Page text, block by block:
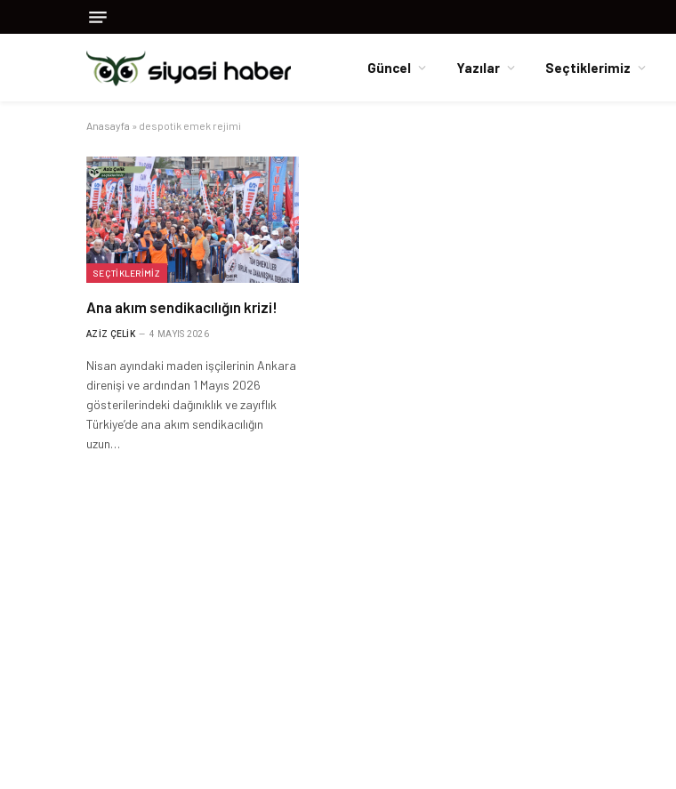
Güncel Yazılar Seçtiklerimiz
Anasayfa » despotik emek rejimi
SEÇTIKLERIMIZ
Ana akım sendikacılığın krizi!
AZIZ ÇELIK 4 MAYIS 2026
Nisan ayındaki maden işçilerinin Ankara
direnişi ve ardından 1 Mayıs 2026
gösterilerindeki dağınıklık ve zayıflık
Türkiye’de ana akım sendikacılığın
uzun…